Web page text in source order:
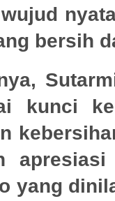
bersih
kunci
yang